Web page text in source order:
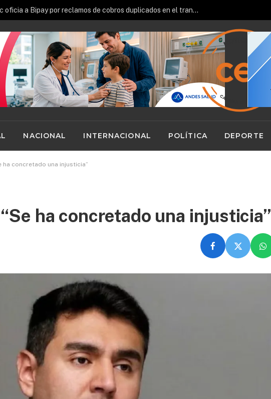
Sernac oficia a Bipay por reclamos de cobros duplicados en el transporte público
NACIONAL INTERNACIONAL POLÍTICA DEPORTE
ha concretado una injusticia”
ha concretado una injusticia”